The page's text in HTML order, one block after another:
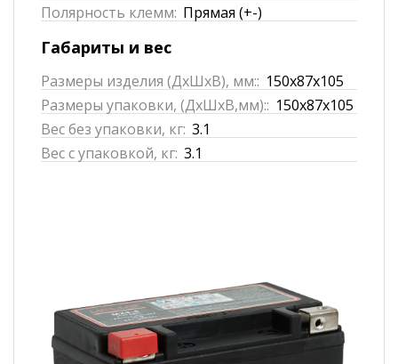
Полярность клемм: Прямая (+-)
Габариты и вес
Размеры изделия (ДхШхВ), мм:: 150x87x105
Размеры упаковки, (ДхШхВ,мм):: 150x87x105
Вес без упаковки, кг: 3.1
Вес с упаковкой, кг: 3.1